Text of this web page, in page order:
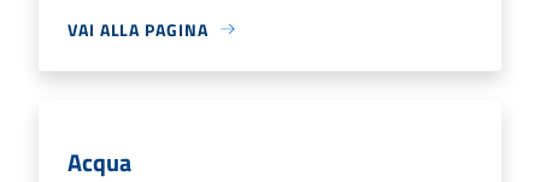
VAI ALLA PAGINA
Acqua